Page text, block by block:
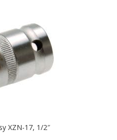
XZN-17, 1/2″